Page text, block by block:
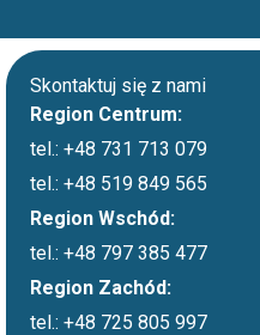
Skontaktuj się z nami
Region Centrum:
tel.: +48 731 713 079
tel.: +48 519 849 565
Region Wschód:
tel.: +48 797 385 477
Region Zachód:
tel.: +48 725 805 997